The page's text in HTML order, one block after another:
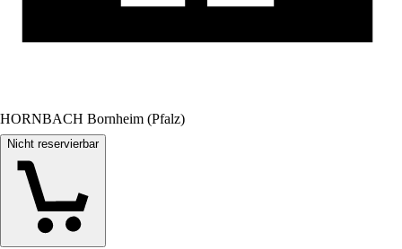
HORNBACH Bornheim (Pfalz)
Nicht reservierbar